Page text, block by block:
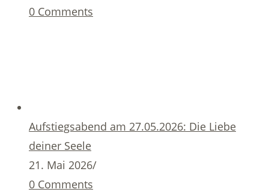
0 Comments
Aufstiegsabend am 27.05.2026: Die Liebe
deiner Seele
21. Mai 2026/
0 Comments